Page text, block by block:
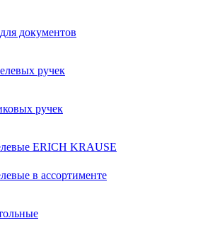
документов
ручек
ручек
ERICH KRAUSE
в ассортименте